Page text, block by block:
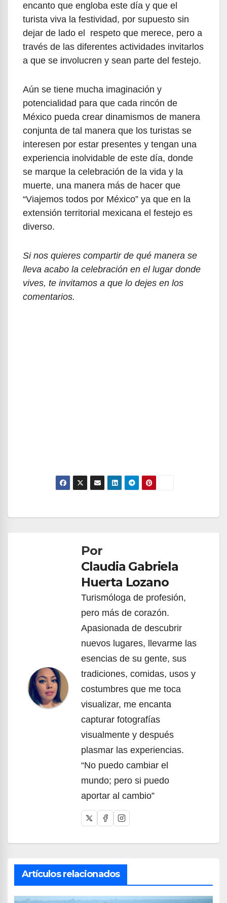
encanto que engloba este día y que el
turista viva la festividad, por supuesto sin
dejar de lado el respeto que merece, pero a
través de las diferentes actividades invitarlos
a que se involucren y sean parte del festejo.
Aún se tiene mucha imaginación y
potencialidad para que cada rincón de
México pueda crear dinamismos de manera
conjunta de tal manera que los turistas se
interesen por estar presentes y tengan una
experiencia inolvidable de este día, donde
se marque la celebración de la vida y la
muerte, una manera más de hacer que
“Viajemos todos por México” ya que en la
extensión territorial mexicana el festejo es
diverso.
Si nos quieres compartir de qué manera se
lleva acabo la celebración en el lugar donde
vives, te invitamos a que lo dejes en los
comentarios.
Navegación
entradasPor
Claudia Gabriela
Huerta Lozano
Turismóloga de profesión,
pero más de corazón.
Apasionada de descubrir
nuevos lugares, llevarme las
esencias de su gente, sus
tradiciones, comidas, usos y
costumbres que me toca
visualizar, me encanta
capturar fotografías
visualmente y después
plasmar las experiencias.
“No puedo cambiar el
mundo; pero si puedo
aportar al cambio”
Artículos relacionados